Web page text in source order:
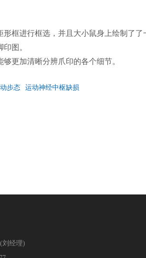
框进行框选，并且大小鼠身上绘制了了
图。
更加清晰分辨爪印的各个细节。
步态 运动神经中枢缺损
刘经理)